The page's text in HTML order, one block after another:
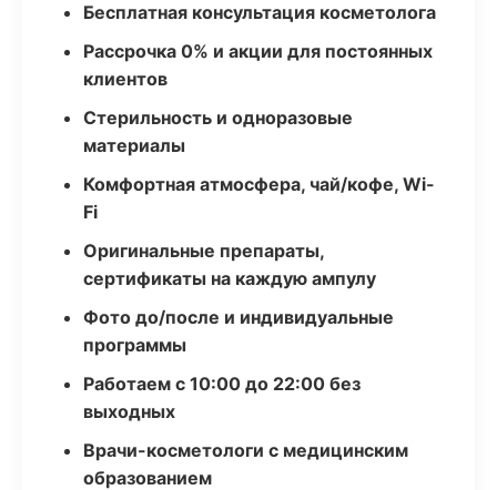
Бесплатная консультация косметолога
Рассрочка 0% и акции для постоянных
клиентов
Стерильность и одноразовые
материалы
Комфортная атмосфера, чай/кофе, Wi-
Fi
Оригинальные препараты,
сертификаты на каждую ампулу
Фото до/после и индивидуальные
программы
Работаем с 10:00 до 22:00 без
выходных
Врачи-косметологи с медицинским
образованием